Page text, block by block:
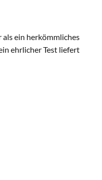
als ein herkömmliches
ehrlicher Test liefert